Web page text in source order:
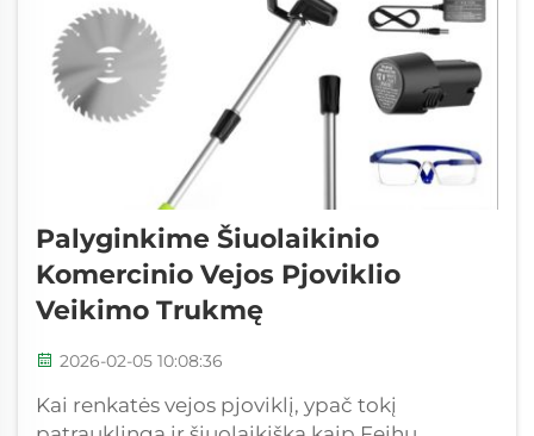
Palyginkime Šiuolaikinio
Komercinio Vejos Pjoviklio
Veikimo Trukmę
2026-02-05 10:08:36
Kai renkatės vejos pjoviklį, ypač tokį